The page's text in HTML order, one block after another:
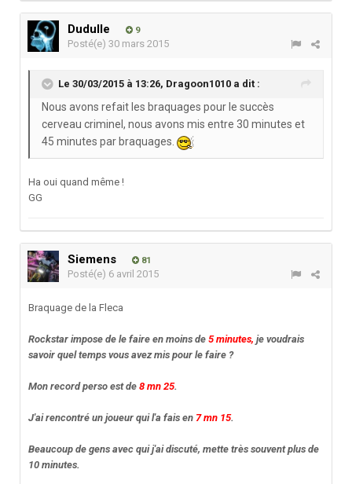
Dudulle 9
Posté(e) 30 mars 2015
Le 30/03/2015 à 13:26, Dragoon1010 a dit :
Nous avons refait les braquages pour le succès
cerveau criminel, nous avons mis entre 30 minutes et
45 minutes par braquages.
Ha oui quand même !
GG
Siemens 81
Posté(e) 6 avril 2015
Braquage de la Fleca
Rockstar impose de le faire en moins de 5 minutes, je voudrais
savoir quel temps vous avez mis pour le faire ?
Mon record perso est de 8 mn 25.
J'ai rencontré un joueur qui l'a fais en 7 mn 15.
Beaucoup de gens avec qui j'ai discuté, mette très souvent plus de
10 minutes.